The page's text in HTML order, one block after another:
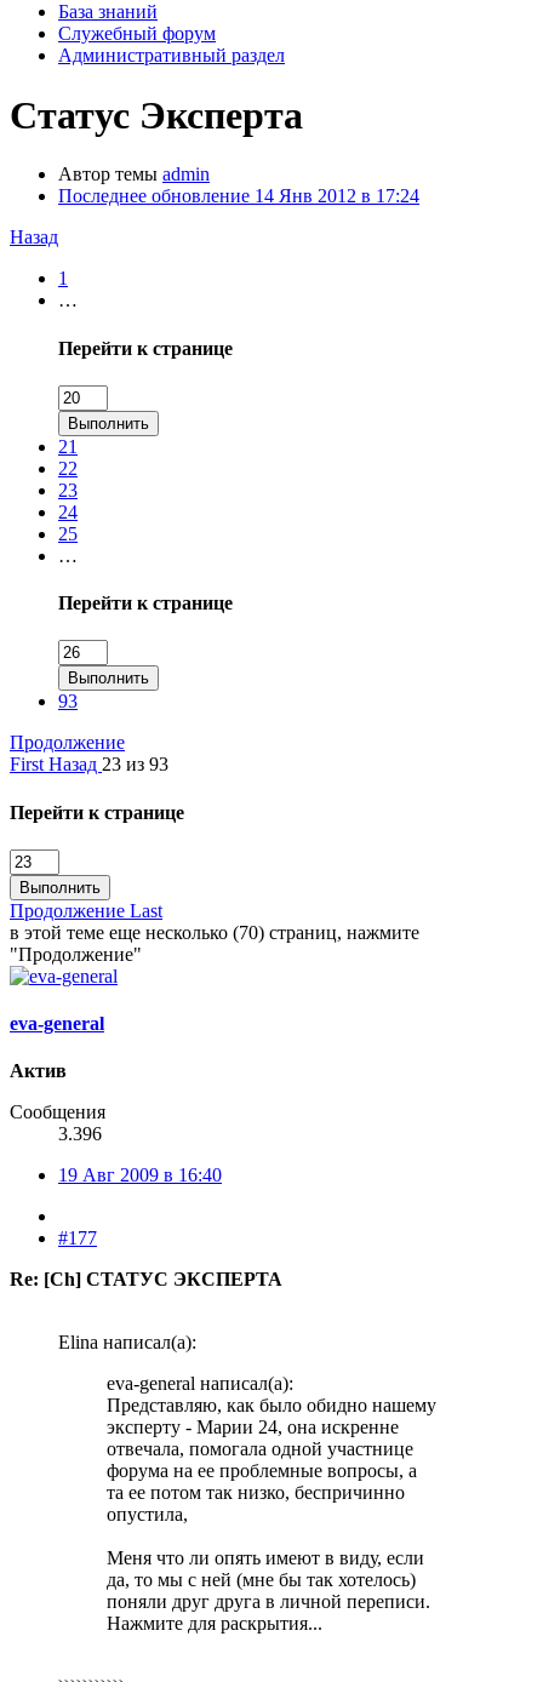
База знаний
Служебный форум
Административный раздел
Статус Эксперта
Автор темы admin
Последнее обновление 14 Янв 2012 в 17:24
Назад
1
…
Перейти к странице
Выполнить
21
22
23
24
25
…
Перейти к странице
Выполнить
93
Продолжение
First Назад 23 из 93
Перейти к странице
Выполнить
Продолжение Last
в этой теме еще несколько (70) страниц, нажмите
"Продолжение"
eva-general
Актив
Сообщения
3.396
19 Авг 2009 в 16:40
#177
Re: [Ch] СТАТУС ЭКСПЕРТА
Elina написал(а):
eva-general написал(а):
Представляю, как было обидно нашему
эксперту - Марии 24, она искренне
отвечала, помогала одной участнице
форума на ее проблемные вопросы, а
та ее потом так низко, беспричинно
опустила,
Меня что ли опять имеют в виду, если
да, то мы с ней (мне бы так хотелось)
поняли друг друга в личной переписи.
Нажмите для раскрытия...